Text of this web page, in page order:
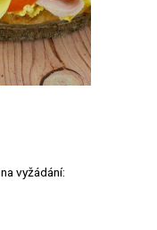
vyžádání: